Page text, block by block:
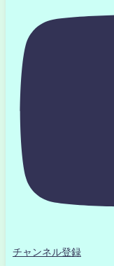
チャンネル登録